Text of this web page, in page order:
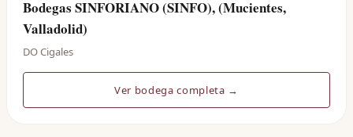
Bodegas SINFORIANO (SINFO), (Mucientes,
Valladolid)
DO Cigales
Ver bodega completa →